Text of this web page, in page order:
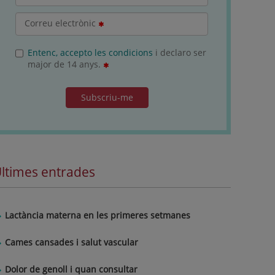
Correu electrònic
Entenc, accepto les condicions i declaro ser
major de 14 anys.
Subscriu-me
entrades
Lactància materna en les primeres setmanes
Cames cansades i salut vascular
Dolor de genoll i quan consultar